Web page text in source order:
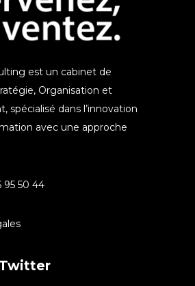
est un cabinet de
Organisation et
spécialisé dans l’innovation
avec une approche
95 50 44